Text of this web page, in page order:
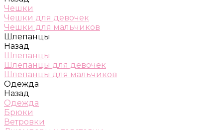
Чешки
Чешки для девочек
Чешки для мальчиков
Шлепанцы
Назад
Шлепанцы
Шлепанцы для девочек
Шлепанцы для мальчиков
Одежда
Назад
Одежда
Брюки
Ветровки